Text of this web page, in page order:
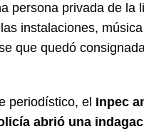
persona privada de la
instalaciones,
que quedó
periodístico, el Inpec
abrió una